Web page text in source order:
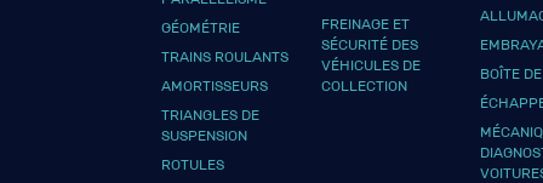
GÉOMÉTRIE
TRAINS ROULANTS
AMORTISSEURS
TRIANGLES DE
SUSPENSION
ROTULES
FREINAGE ET
SÉCURITÉ DES
VÉHICULES DE
COLLECTION
BOÎTE